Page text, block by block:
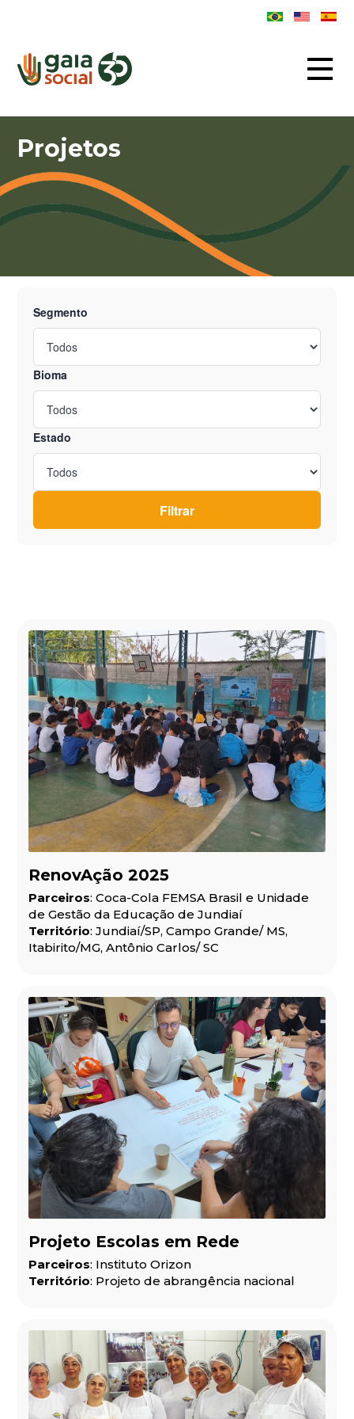
Projetos
Segmento
Bioma
Estado
Filtrar
RenovAção 2025
Parceiros: Coca-Cola FEMSA Brasil e Unidade
de Gestão da Educação de Jundiaí
Território: Jundiaí/SP, Campo Grande/ MS,
Itabirito/MG, Antônio Carlos/ SC
Projeto Escolas em Rede
Parceiros: Instituto Orizon
Território: Projeto de abrangência nacional